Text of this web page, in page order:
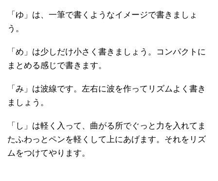
「ゆ」は、一筆で書くようなイメージで書きましょ
う。
「め」は少しだけ小さく書きましょう。コンパクトに
まとめる感じで書きます。
「み」は波線です。左右に波を作ってリズムよく書き
ましょう。
「し」は軽く入って、曲がる所でぐっと力を入れてま
たふわっとペンを軽くして上にあげます。それをリズ
ムをつけてやります。